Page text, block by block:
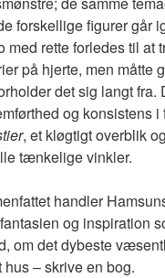
forskellige figurer går
med rette forledes til at
på hjerte, men måtte
det sig langt
og konsistens i
, et kløgtigt overblik
tænkelige vinkler.
handler
og inspiration
om det dybeste
– skrive en bog.